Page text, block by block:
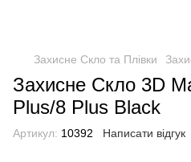
Захисне Скло та Плівки
Захисне Скло 3D
Plus/8 Plus Black
Артикул: 10392 Написати відгук